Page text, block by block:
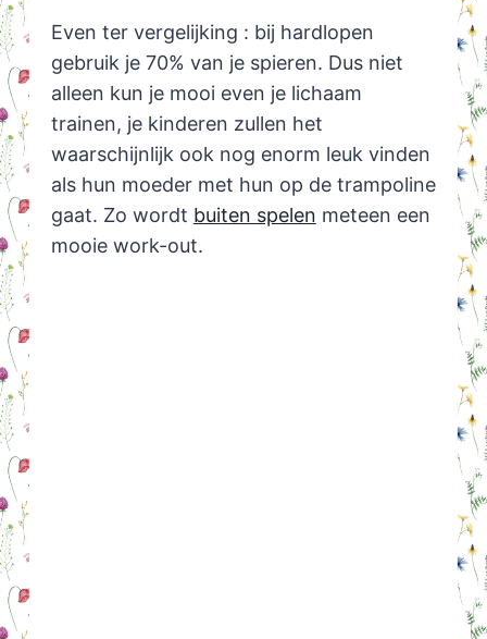
Even ter vergelijking : bij hardlopen
gebruik je 70% van je spieren. Dus niet
alleen kun je mooi even je lichaam
trainen, je kinderen zullen het
waarschijnlijk ook nog enorm leuk vinden
als hun moeder met hun op de trampoline
gaat. Zo wordt buiten spelen meteen een
mooie work-out.